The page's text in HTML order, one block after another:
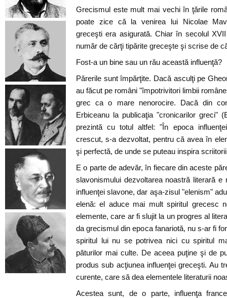
Grecismul este mult mai vechi în ţările
poate zice că la venirea lui Nicolae
greceşti era asigurată. Chiar în secolul
număr de cărţi tipărite greceşte şi scrise de
Fost-a un bine sau un rău această influenţă?
Părerile sunt împărţite. Dacă asculţi pe
au făcut pe români "împotrivitori limbii
grec ca o mare nenorocire. Dacă din
Erbiceanu la publicaţia "cronicarilor greci"
prezintă cu totul altfel: "În epoca
crescut, s-a dezvoltat, pentru că avea în
şi perfectă, de unde se puteau inspira
E o parte de adevăr, în fiecare din aceste
slavonismului dezvoltarea noastră literară
influenţei slavone, dar aşa-zisul "elenism"
elenă: el aduce mai mult spiritul grecesc
elemente, care ar fi slujit la un progres al
da grecismul din epoca fanariotă, nu s-ar fi
spiritul lui nu se potrivea nici cu spiritul
păturilor mai culte. De aceea puţine şi de
produs sub acţiunea influenţei greceşti. Au
curente, care să dea elementele literaturii
Acestea sunt, de o parte, influenţa